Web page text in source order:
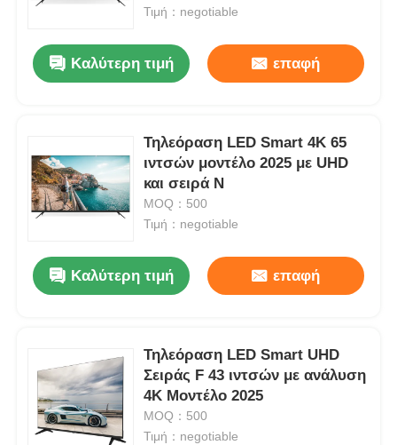
Τιμή：negotiable
Καλύτερη τιμή επαφή
Τηλεόραση LED Smart 4K 65
ιντσών μοντέλο 2025 με UHD
και σειρά N
MOQ：500
Τιμή：negotiable
Καλύτερη τιμή επαφή
Τηλεόραση LED Smart UHD
Σειράς F 43 ιντσών με ανάλυση
4K Μοντέλο 2025
MOQ：500
Τιμή：negotiable